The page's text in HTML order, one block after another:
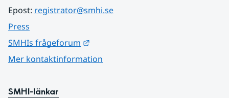
Epost: registrator@smhi.se
Press
SMHIs frågeforum
Mer kontaktinformation
SMHI-länkar